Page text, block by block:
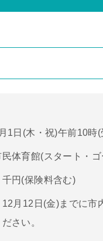
1日(木・祝)午前10時
民体育館(スタート・
千円(保険料含む)
12月12日(金)までに
さい。